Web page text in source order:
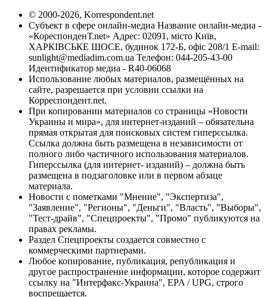
© 2000-2026, Korrespondent.net
Субъект в сфере онлайн-медиа Название онлайн-медиа -
«КореспонденТ.net» Адрес: 02091, місто Київ,
ХАРКІВСЬКЕ ШОСЕ, будинок 172-Б, офіс 208/1 E-mail:
sunlight@mediadim.com.ua Телефон: 044-205-43-00
Идентификатор медиа - R40-06068
Использование любых материалов, размещённых на
сайте, разрешается при условии ссылки на
Корреспондент.net.
При копировании материалов со страницы «Новости
Украины и мира», для интернет-изданий – обязательна
прямая открытая для поисковых систем гиперссылка.
Ссылка должна быть размещена в независимости от
полного либо частичного использования материалов.
Гиперссылка (для интернет- изданий) – должна быть
размещена в подзаголовке или в первом абзаце
материала.
Новости с пометками "Мнение", "Экспертиза",
"Заявление", "Регионы", "Деньги", "Власть", "Выборы",
"Тест-драйв", "Спецпроекты", "Промо" публикуются на
правах рекламы.
Раздел Спецпроекты создается совместно с
коммерческими партнерами.
Любое копирование, публикация, републикация и
другое распространение информации, которое содержит
ссылку на "Интерфакс-Украина", EPA / UPG, строго
воспрещается.